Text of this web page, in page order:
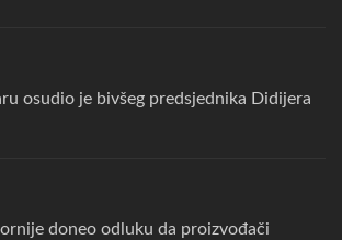
osudio je bivšeg predsjednika Didijera
doneo odluku da proizvođači